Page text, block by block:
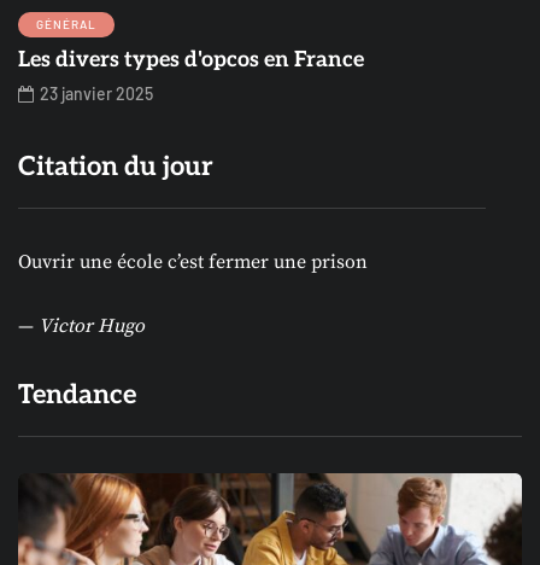
GÉNÉRAL
Les divers types d'opcos en France
23 janvier 2025
Citation du jour
Ouvrir une école c’est fermer une prison
— Victor Hugo
Tendance